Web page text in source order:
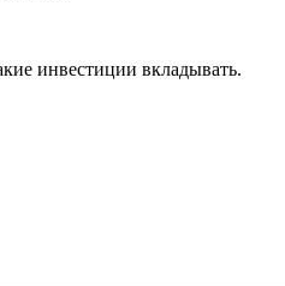
инвестиции вкладывать.